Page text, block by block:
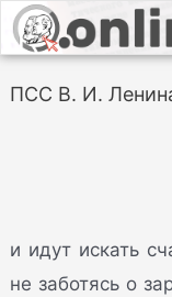
ПСС В. И.
и идут искать
не заботясь о